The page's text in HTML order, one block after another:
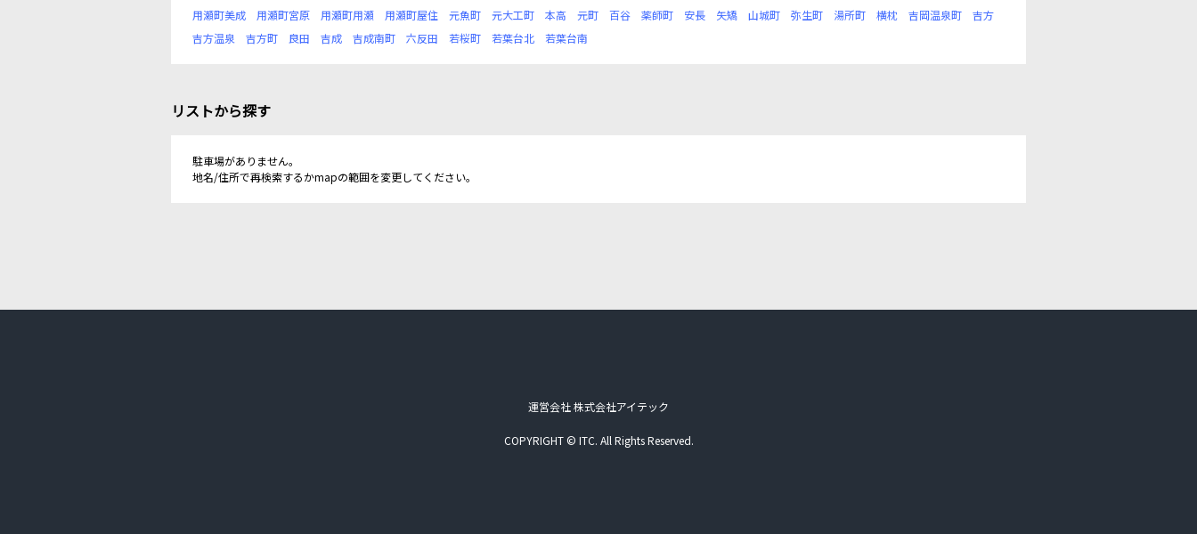
用瀬町美成
用瀬町宮原 用瀬町用瀬 用瀬町屋住 元魚町 元大工町 本高 元町 百谷 薬師町 安長 矢矯 山城町 弥生町 湯所町 横枕 吉岡温泉町
吉方
吉方温泉
吉方町 良田 吉成 吉成南町 六反田 若桜町 若葉台北 若葉台南
リストから探す
駐車場がありません。
地名/住所で再検索するかmapの範囲を変更してください。
運営会社 株式会社アイテック
COPYRIGHT © ITC. All Rights Reserved.